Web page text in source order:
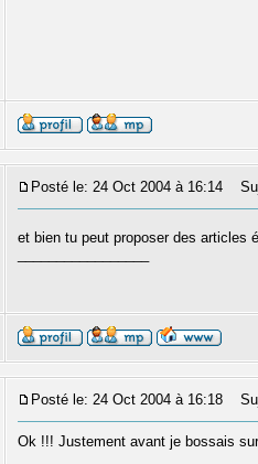
Posté le: 24 Oct 2004 à 16:14
et bien tu peut proposer des articles
Posté le: 24 Oct 2004 à 16:18
Ok !!! Justement avant je bossais